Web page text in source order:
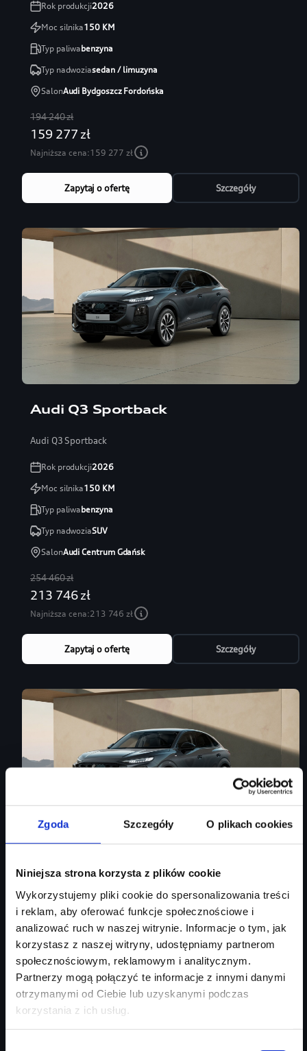
Zgoda Szczegóły O plikach cookies
Niniejsza strona korzysta z plików cookie
Wykorzystujemy pliki cookie do spersonalizowania treści
i reklam, aby oferować funkcje społecznościowe i
analizować ruch w naszej witrynie. Informacje o tym, jak
korzystasz z naszej witryny, udostępniamy partnerom
społecznościowym, reklamowym i analitycznym.
Partnerzy mogą połączyć te informacje z innymi danymi
otrzymanymi od Ciebie lub uzyskanymi podczas
korzystania z ich usług.
Rok produkcji2026
Moc silnika150KM
Typ paliwabenzyna
Typ nadwoziasedan / limuzyna
SalonAudi Bydgoszcz Fordońska
194 240 zł
159 277 zł
Najniższa cena:159 277 zł
Zapytaj o ofertę Szczegóły
Audi Q3 Sportback
Audi Q3 Sportback
Rok produkcji2026
Moc silnika150KM
Typ paliwabenzyna
Typ nadwoziaSUV
SalonAudi Centrum Gdańsk
254 460 zł
213 746 zł
Najniższa cena:213 746 zł
Zapytaj o ofertę Szczegóły
Audi Q3 Sportback
Audi Q3 Sportback
Rok produkcji2026
Moc silnika 150KM
benzyna
Typ nadwoziaSUV
Salon Audi Centrum Gdańsk